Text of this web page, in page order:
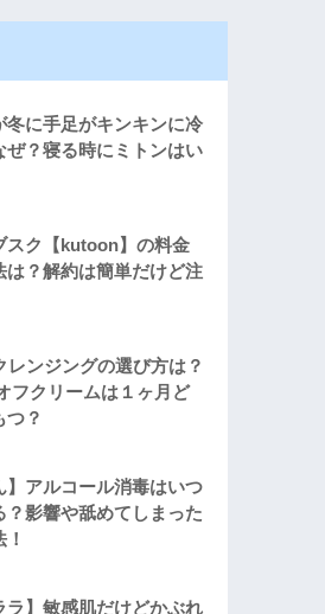
冬に手足がキンキンに冷
ぜ？寝る時にミトンはい
スク【kutoon】の料金
は？解約は簡単だけど注
レンジングの選び方は？
フクリームは１ヶ月ど
つ？
】アルコール消毒はいつ
？影響や舐めてしまった
ラ】敏感肌だけどかぶれ